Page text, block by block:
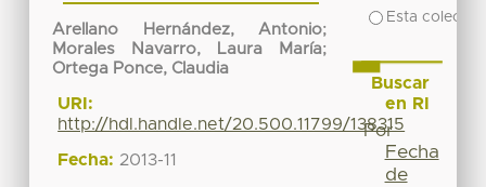
Arellano Hernández, Antonio;
Morales Navarro, Laura María;
Ortega Ponce, Claudia
URI:
http://hdl.handle.net/20.500.11799/138315
Fecha: 2013-11
Esta
Buscar
en RI
Por
Fecha
de